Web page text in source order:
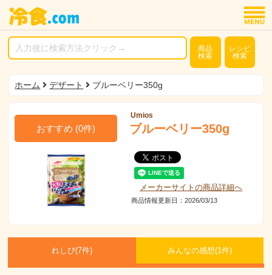
商品
検索
レシピ
検索
ホーム デザート ブルーベリー350g
おすすめ (0件)
Umios
ブルーベリー350g
メーカーサイトの商品詳細へ
商品情報更新日：2026/03/13
れしぴ(7件) みんなの感想(1件)